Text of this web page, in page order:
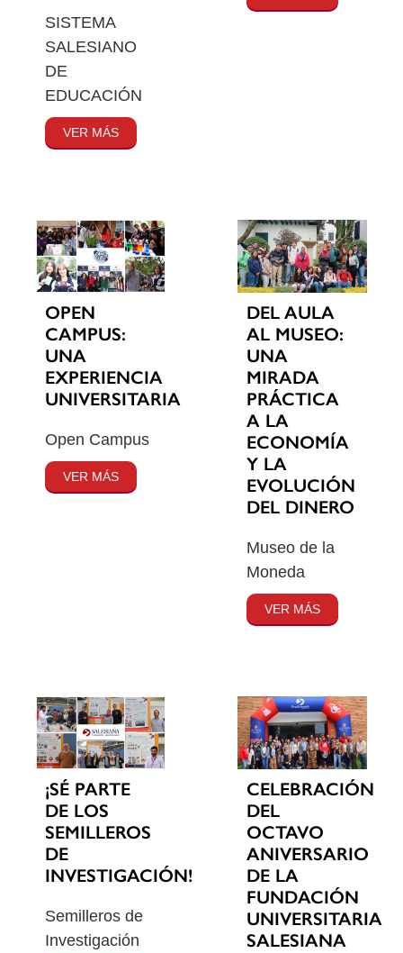
SISTEMA
SALESIANO
DE
EDUCACIÓN
VER MÁS
OPEN
CAMPUS:
UNA
EXPERIENCIA
UNIVERSITARIA
Open Campus
VER MÁS
DEL AULA
AL MUSEO:
UNA
MIRADA
PRÁCTICA
A LA
ECONOMÍA
Y LA
EVOLUCIÓN
DEL DINERO
Museo de la
Moneda
VER MÁS
¡SÉ PARTE
DE LOS
SEMILLEROS
DE
INVESTIGACIÓN!
Semilleros de
Investigación
CELEBRACIÓN
DEL
OCTAVO
ANIVERSARIO
DE LA
FUNDACIÓN
UNIVERSITARIA
SALESIANA